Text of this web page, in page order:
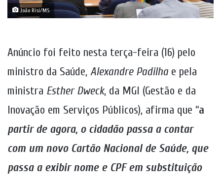
João Risi/MS
Anúncio foi feito nesta terça-feira (16) pelo
ministro da Saúde, Alexandre Padilha e pela
ministra Esther Dweck, da MGI (Gestão e da
Inovação em Serviços Públicos), afirma que “a
partir de agora, o cidadão passa a contar
com um novo Cartão Nacional de Saúde, que
passa a exibir nome e CPF em substituição